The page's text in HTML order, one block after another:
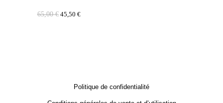
65,00€ 45,50 €
Politique de confidentialité